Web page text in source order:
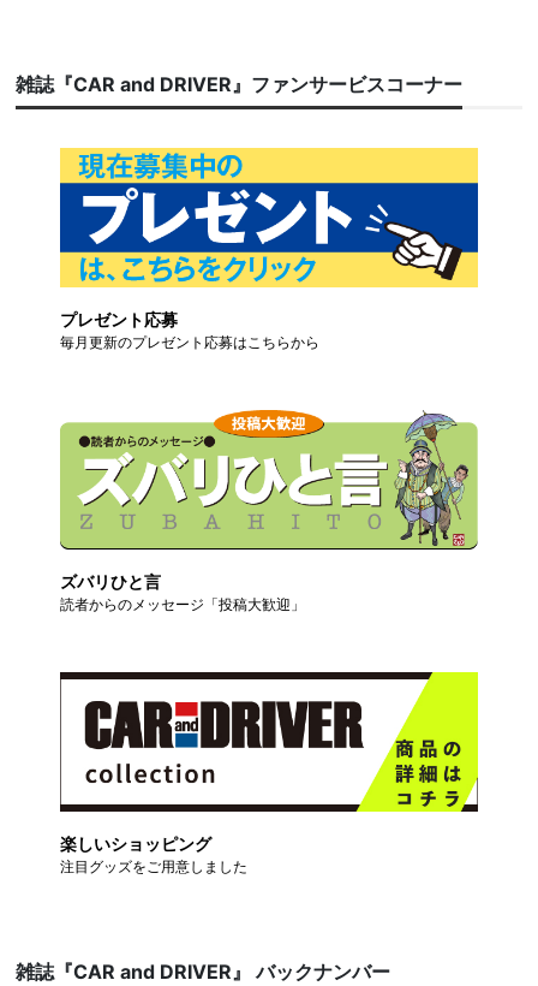
雑誌『CAR and DRIVER』ファンサービスコーナー
プレゼント応募
毎月更新のプレゼント応募はこちらから
ズバリひと言
読者からのメッセージ「投稿大歓迎」
楽しいショッピング
注目グッズをご用意しました
雑誌『CAR and DRIVER』 バックナンバー